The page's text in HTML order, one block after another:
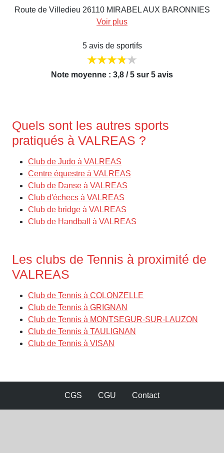
Route de Villedieu 26110 MIRABEL AUX BARONNIES
Voir plus
5 avis de sportifs
Note moyenne : 3,8 / 5 sur 5 avis
Quels sont les autres sports
pratiqués à VALREAS ?
Club de Judo à VALREAS
Centre équestre à VALREAS
Club de Danse à VALREAS
Club d'échecs à VALREAS
Club de bridge à VALREAS
Club de Handball à VALREAS
Les clubs de Tennis à proximité de
VALREAS
Club de Tennis à COLONZELLE
Club de Tennis à GRIGNAN
Club de Tennis à MONTSEGUR-SUR-LAUZON
Club de Tennis à TAULIGNAN
Club de Tennis à VISAN
CGS CGU Contact